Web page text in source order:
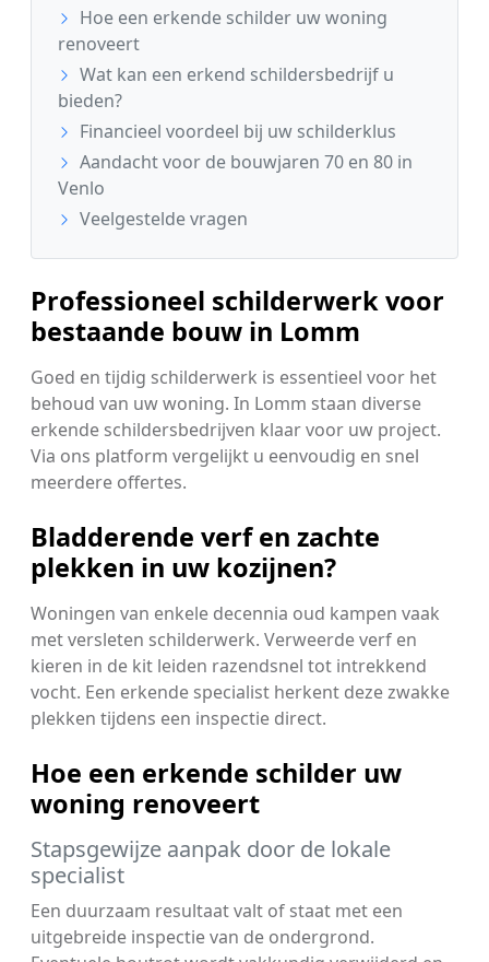
Hoe een erkende schilder uw woning
renoveert
Wat kan een erkend schildersbedrijf u
bieden?
Financieel voordeel bij uw schilderklus
Aandacht voor de bouwjaren 70 en 80 in
Venlo
Veelgestelde vragen
Professioneel schilderwerk voor
bestaande bouw in Lomm
Goed en tijdig schilderwerk is essentieel voor het
behoud van uw woning. In Lomm staan diverse
erkende schildersbedrijven klaar voor uw project.
Via ons platform vergelijkt u eenvoudig en snel
meerdere offertes.
Bladderende verf en zachte
plekken in uw kozijnen?
Woningen van enkele decennia oud kampen vaak
met versleten schilderwerk. Verweerde verf en
kieren in de kit leiden razendsnel tot intrekkend
vocht. Een erkende specialist herkent deze zwakke
plekken tijdens een inspectie direct.
Hoe een erkende schilder uw
woning renoveert
Stapsgewijze aanpak door de lokale
specialist
Een duurzaam resultaat valt of staat met een
uitgebreide inspectie van de ondergrond.